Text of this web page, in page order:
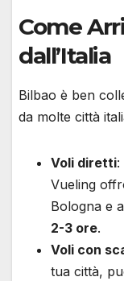
Come
dall’Italia
Bilbao è ben
da molte città
Voli diretti:
Vueling
Bologna e
2-3 ore.
Voli con
tua città,